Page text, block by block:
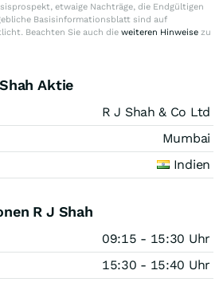
etwaige Nachträge, die Endgültigen
Basisinformationsblatt sind auf
Beachten Sie auch die weiteren Hinweise zu
Aktie
R J Shah & Co Ltd
Mumbai
Indien
R J Shah
09:15 - 15:30 Uhr
15:30 - 15:40 Uhr